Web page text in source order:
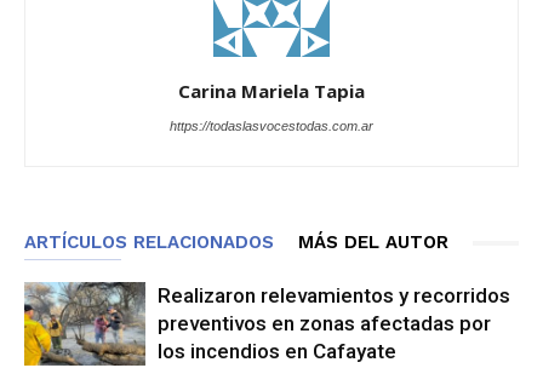
Carina Mariela Tapia
https://todaslasvocestodas.com.ar
ARTÍCULOS RELACIONADOS MÁS DEL AUTOR
Realizaron relevamientos y recorridos
preventivos en zonas afectadas por
los incendios en Cafayate